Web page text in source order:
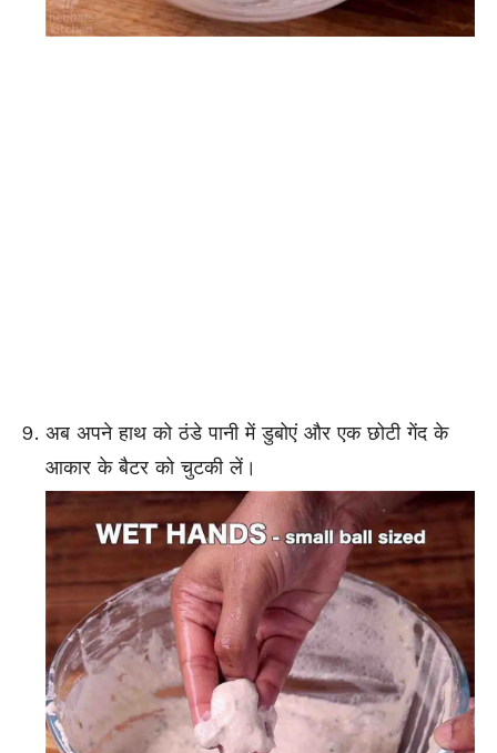
अब अपने हाथ को ठंडे पानी में डुबोएं और एक छोटी गेंद के
आकार के बैटर को चुटकी लें।